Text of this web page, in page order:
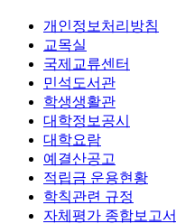
개인정보처리방침
교목실
국제교류센터
민석도서관
학생생활관
대학정보공시
대학요람
예결산공고
적립금 운용현황
학칙관련 규정
자체평가 종합보고서